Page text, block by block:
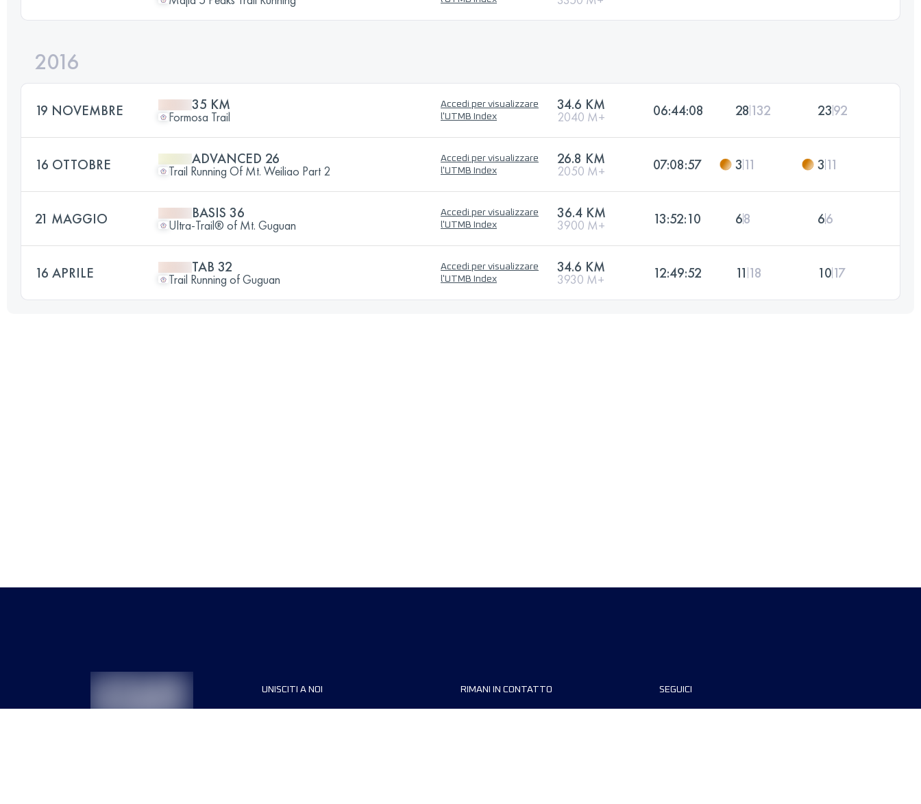
2016
19 NOVEMBRE 35 KM
Formosa Trail
Accedi per visualizzare
l'UTMB Index
34.6 KM
2040 M+ 06:44:08 28 132 2392
16 OTTOBRE ADVANCED 26
Trail Running Of Mt. Weiliao Part 2
Accedi per visualizzare
l'UTMB Index
26.8 KM
2050 M+ 07:08:57 3 11 3 11
21 MAGGIO BASIS 36
Ultra-Trail® of Mt. Guguan
Accedi per visualizzare
l'UTMB Index
36.4 KM
3900 M+ 13:52:10 68 66
16 APRILE TAB 32
Trail Running of Guguan
Accedi per visualizzare
l'UTMB Index
34.6 KM
3930 M+ 12:49:52 11 18 1017
UNISCITI A NOI RIMANI IN CONTATTO SEGUICI